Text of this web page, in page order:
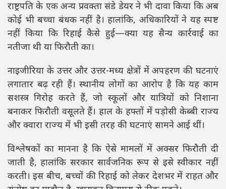
राष्ट्रपति के एक अन्य प्रवक्ता संडे डेयर ने भी दावा किया कि अब
कोई भी बच्चा बंधक नहीं है। हालांकि, अधिकारियों ने यह स्पष्ट
नहीं किया कि रिहाई कैसे हुई—क्या यह सैन्य कार्रवाई का
नतीजा थी या फिरौती का।
नाइजीरिया के उत्तर और उत्तर-मध्य क्षेत्रों में अपहरण की घटनाएं
लगातार बढ़ रही हैं। स्थानीय लोगों का आरोप है कि यह काम
सशस्त्र गिरोह करते हैं, जो स्कूलों और यात्रियों को निशाना
बनाकर फिरौती वसूलते हैं। हाल के हफ्तों में पड़ोसी केब्बी राज्य
और क्वारा राज्य में भी इसी तरह की घटनाएं सामने आई थीं।
विश्लेषकों का मानना है कि ऐसे मामलों में अक्सर फिरौती दी
जाती है, हालांकि सरकार सार्वजनिक रूप से इसे स्वीकार नहीं
करती। इस बीच, बच्चों की रिहाई को लेकर देशभर में राहत और